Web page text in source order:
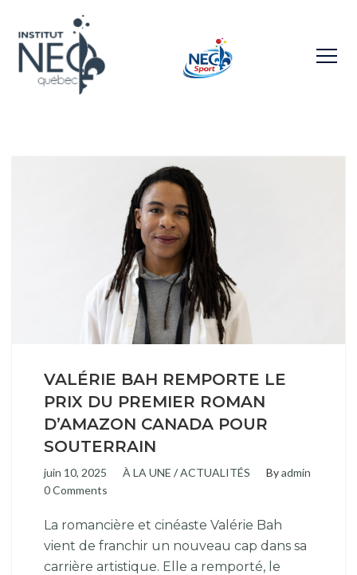
VALÉRIE BAH REMPORTE LE
PRIX DU PREMIER ROMAN
D’AMAZON CANADA POUR
SOUTERRAIN
juin 10, 2025 À LA UNE /ACTUALITÉS Byadmin
0 Comments
La romancière et cinéaste Valérie Bah
vient de franchir un nouveau cap dans sa
carrière artistique. Elle a remporté, le